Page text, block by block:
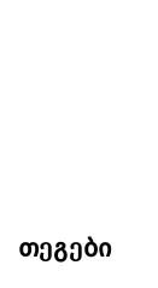
თეგები